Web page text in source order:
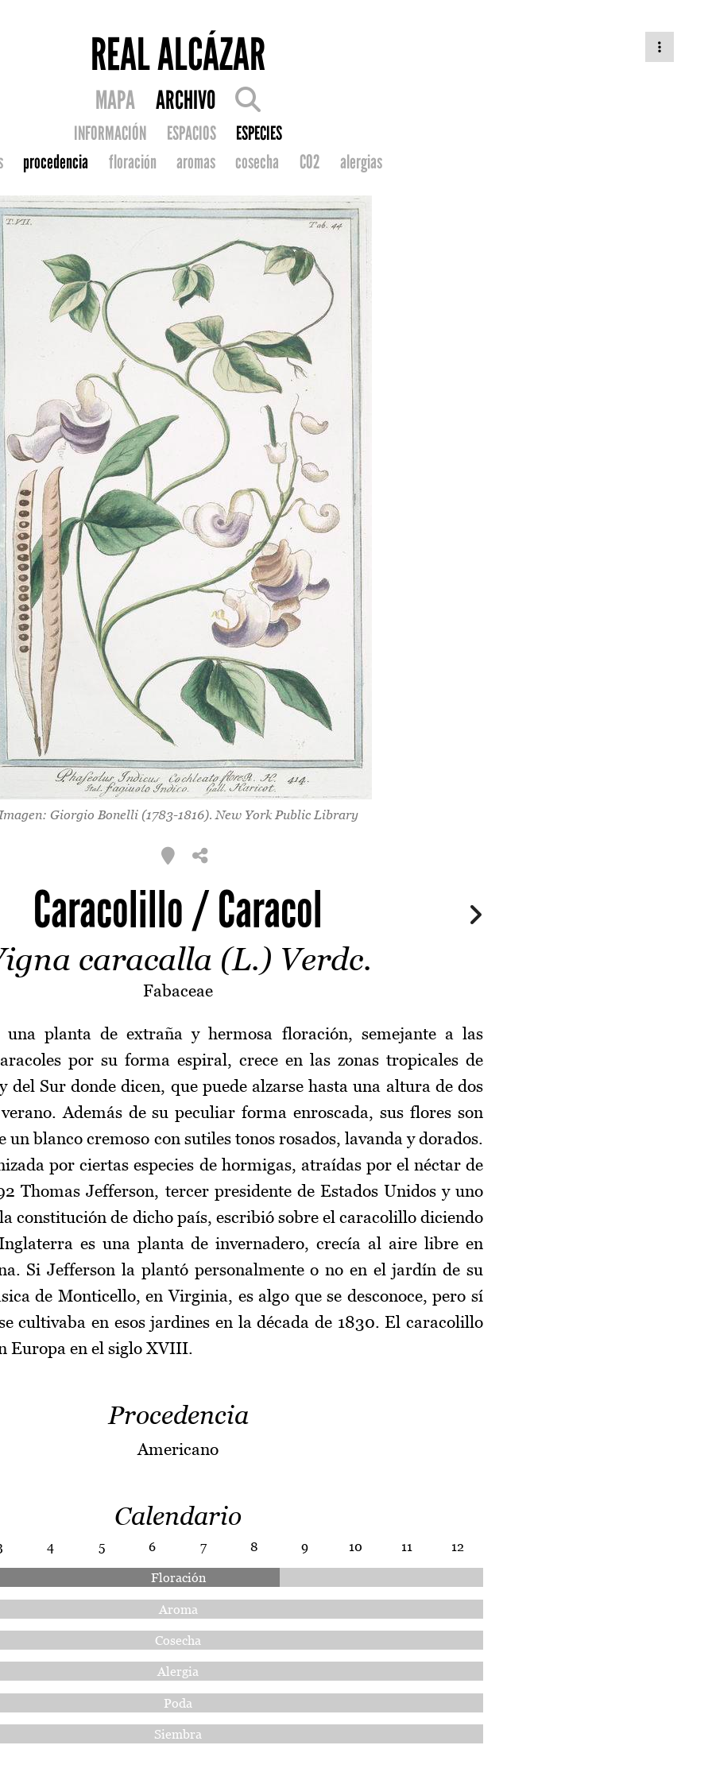
REAL ALCÁZAR
MAPA ARCHIVO
INFORMACIÓN ESPACIOS
ESPECIES
procedencia floración aromas cosecha CO2 alergias
Giorgio Bonelli (1783-1816). New York Public Library
Caracolillo / Caracol
caracalla (L.) Verdc.
Fabaceae
planta de extraña y hermosa floración, semejante a las
por su forma espiral, crece en las zonas tropicales de
del Sur donde dicen, que puede alzarse hasta una altura de dos
Además de su peculiar forma enroscada, sus flores son
un blanco cremoso con sutiles tonos rosados, lavanda y dorados.
por ciertas especies de hormigas, atraídas por el néctar de
Thomas Jefferson, tercer presidente de Estados Unidos y uno
constitución de dicho país, escribió sobre el caracolillo diciendo
es una planta de invernadero, crecía al aire libre en
Si Jefferson la plantó personalmente o no en el jardín de su
de Monticello, en Virginia, es algo que se desconoce, pero sí
cultivaba en esos jardines en la década de 1830. El caracolillo
Europa en el siglo XVIII.
Procedencia
Americano
Calendario
4 5 6 7 8 9 10 11 12
Floración
Aroma
Cosecha
Alergia
Poda
Siembra